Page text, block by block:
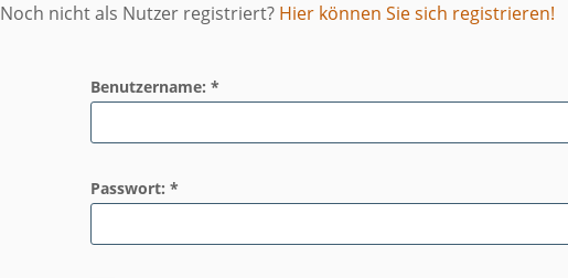
Noch nicht als Nutzer registriert? Hier können Sie sich registrieren!
Benutzername: *
Passwort: *